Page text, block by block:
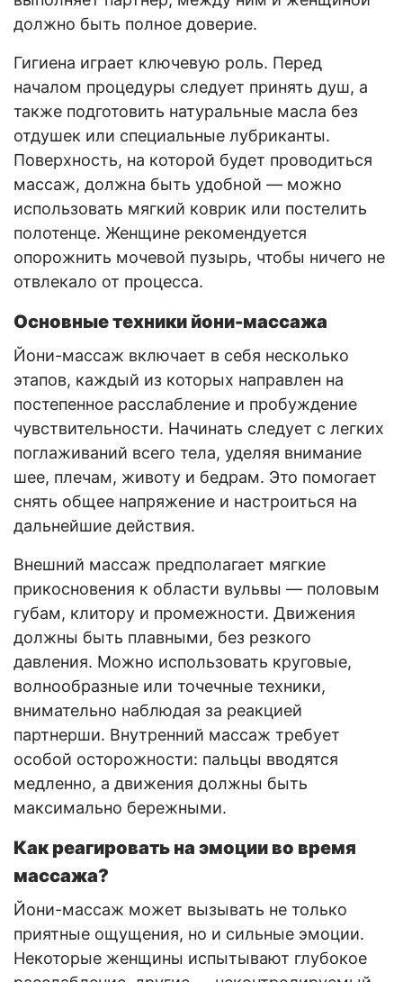
должно быть полное доверие.
Гигиена играет ключевую роль. Перед
началом процедуры следует принять душ, а
также подготовить натуральные масла без
отдушек или специальные лубриканты.
Поверхность, на которой будет проводиться
массаж, должна быть удобной — можно
использовать мягкий коврик или постелить
полотенце. Женщине рекомендуется
опорожнить мочевой пузырь, чтобы ничего не
отвлекало от процесса.
Основные техники йони-массажа
Йони-массаж включает в себя несколько
этапов, каждый из которых направлен на
постепенное расслабление и пробуждение
чувствительности. Начинать следует с легких
поглаживаний всего тела, уделяя внимание
шее, плечам, животу и бедрам. Это помогает
снять общее напряжение и настроиться на
дальнейшие действия.
Внешний массаж предполагает мягкие
прикосновения к области вульвы — половым
губам, клитору и промежности. Движения
должны быть плавными, без резкого
давления. Можно использовать круговые,
волнообразные или точечные техники,
внимательно наблюдая за реакцией
партнерши. Внутренний массаж требует
особой осторожности: пальцы вводятся
медленно, а движения должны быть
максимально бережными.
Как реагировать на эмоции во время
массажа?
Йони-массаж может вызывать не только
приятные ощущения, но и сильные эмоции.
Некоторые женщины испытывают глубокое